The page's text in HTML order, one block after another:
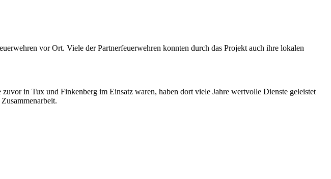
vor Ort. Viele der Partnerfeuerwehren konnten durch das Projekt auch ihre lokalen
in Tux und Finkenberg im Einsatz waren, haben dort viele Jahre wertvolle Dienste geleistet